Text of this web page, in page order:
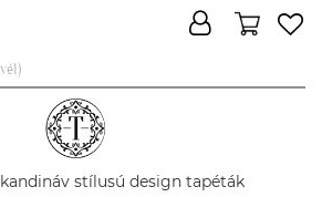
stílusú design tapéták